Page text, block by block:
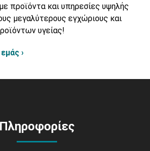
προϊόντα και υπηρεσίες υψηλής
μεγαλύτερους εγχώριους και
υγείας!
›
Πληροφορίες